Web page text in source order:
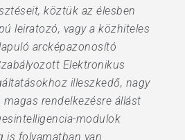
köztük az élesben
leiratozó, vagy a közhiteles
arcképazonosító
Elektronikus
illeszkedő, nagy
rendelkezésre állást
modulok
is folyamatban van.